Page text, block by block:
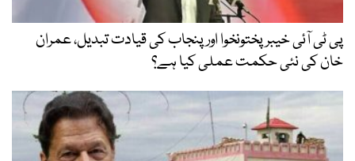
پی ٹی آئی خیبر پختونخوا اور پنجاب کی قیادت تبدیل، عمران
خان کی نئی حکمت عملی کیا ہے؟